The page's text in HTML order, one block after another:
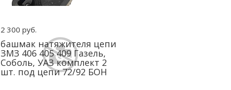
2 300 руб.
башмак натяжителя цепи
ЗМЗ 406 405 409 Газель,
Соболь, УАЗ комплект 2
шт. под цепи 72/92 БОН